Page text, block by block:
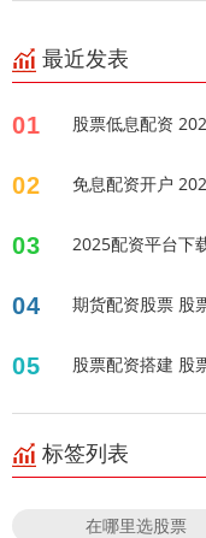
最近发表
01 股票低息配资
02 免息配资开户
03 2025配资平台下
04 期货配资股票 股
05 股票配资搭建 股
标签列表
在哪里选股票